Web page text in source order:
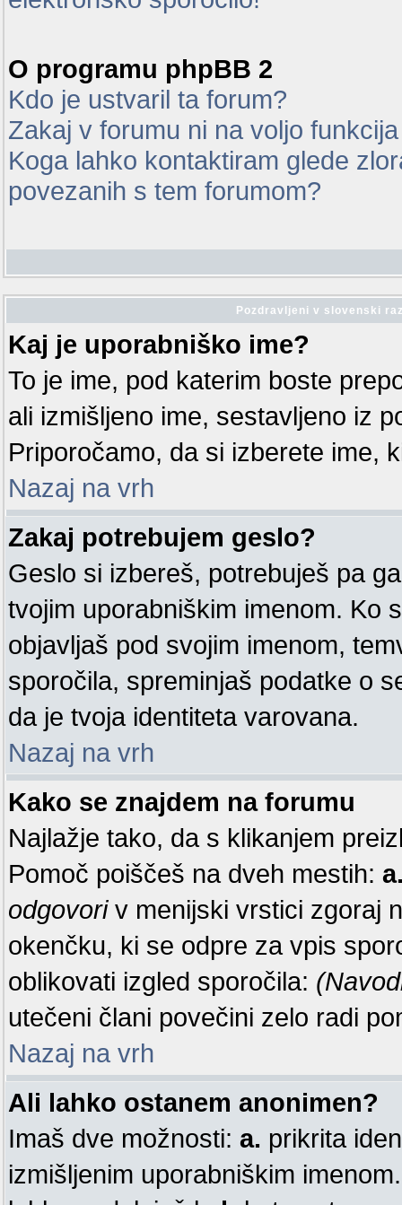
O programu phpBB 2
Kdo je ustvaril ta forum?
Zakaj v forumu ni na voljo
Koga lahko kontaktiram glede
povezanih s tem forumom?
Pozdravljeni v slovenski
Kaj je uporabniško ime?
To je ime, pod katerim boste
ali izmišljeno ime, sestavljeno iz
Priporočamo, da si izberete ime,
Nazaj na vrh
Zakaj potrebujem geslo?
Geslo si izbereš, potrebuješ pa
tvojim uporabniškim imenom. Ko
objavljaš pod svojim imenom,
sporočila, spreminjaš podatke o
da je tvoja identiteta varovana.
Nazaj na vrh
Kako se znajdem na forumu
Najlažje tako, da s klikanjem
Pomoč poiščeš na dveh mestih:
odgovoriv menijski vrstici zgoraj
okenčku, ki se odpre za vpis
oblikovati izgled sporočila:
utečeni člani povečini zelo radi
Nazaj na vrh
Ali lahko ostanem anonimen?
Imaš dve možnosti: a. prikrita
izmišljenim uporabniškim